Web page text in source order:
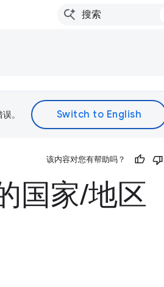
。
该内容对您有帮助吗？
国家/地区